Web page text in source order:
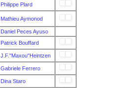
Philippe Plard
Mathieu Aymonod
Daniel Peces Ayuso
Patrick Bouffard
J.F."Maxou"Heintzen
Gabriele Ferrero
Dina Staro